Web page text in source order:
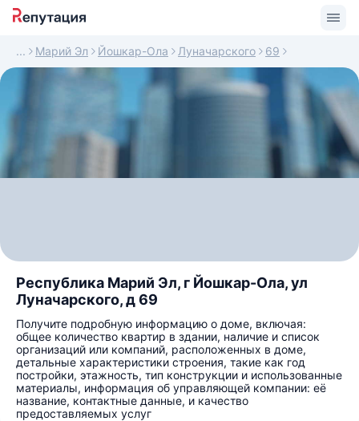
Марий Эл Йошкар-Ола Луначарского 69
Республика Марий Эл, г Йошкар-Ола, ул
Луначарского, д 69
Получите подробную информацию о доме, включая:
общее количество квартир в здании, наличие и список
организаций или компаний, расположенных в доме,
детальные характеристики строения, такие как год
постройки, этажность, тип конструкции и использованные
материалы, информация об управляющей компании: её
название, контактные данные, и качество
предоставляемых услуг